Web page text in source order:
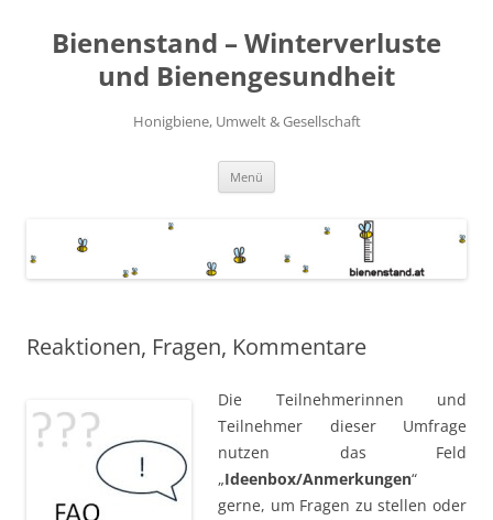
springen
Bienenstand – Winterverluste
und Bienengesundheit
Honigbiene, Umwelt & Gesellschaft
Menü
Reaktionen, Fragen, Kommentare
Die Teilnehmerinnen und
Teilnehmer dieser Umfrage
nutzen das Feld
„Ideenbox/Anmerkungen“
gerne, um Fragen zu stellen oder